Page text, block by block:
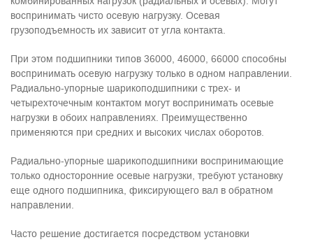
воспринимать чисто осевую нагрузку. Осевая
грузоподъемность их зависит от угла контакта.
При этом подшипники типов 36000, 46000, 66000 способны
воспринимать осевую нагрузку только в одном направлении.
Радиально-упорные шарикоподшипники с трех- и
четырехточечным контактом могут воспринимать осевые
нагрузки в обоих направлениях. Преимущественно
применяются при средних и высоких числах оборотов.
Радиально-упорные шарикоподшипники воспринимающие
только односторонние осевые нагрузки, требуют установку
еще одного подшипника, фиксирующего вал в обратном
направлении.
Часто решение достигается посредством установки